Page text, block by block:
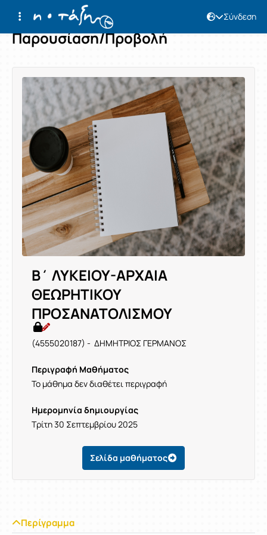
Σύνδεση
Παρουσίαση/Προβολή
Β΄ ΛΥΚΕΙΟΥ-ΑΡΧΑΙΑ
ΘΕΩΡΗΤΙΚΟΥ
ΠΡΟΣΑΝΑΤΟΛΙΣΜΟΥ
(4555020187) - ΔΗΜΗΤΡΙΟΣ ΓΕΡΜΑΝΟΣ
Περιγραφή Μαθήματος
Το μάθημα δεν διαθέτει περιγραφή
Ημερομηνία δημιουργίας
Τρίτη 30 Σεπτεμβρίου 2025
Σελίδα μαθήματος
Περίγραμμα